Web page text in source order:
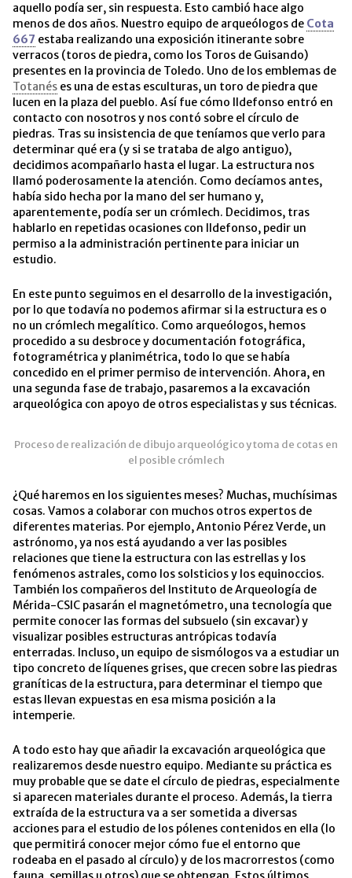
aquello podía ser, sin respuesta. Esto cambió hace algo
menos de dos años. Nuestro equipo de arqueólogos de Cota
667 estaba realizando una exposición itinerante sobre
verracos (toros de piedra, como los Toros de Guisando)
presentes en la provincia de Toledo. Uno de los emblemas de
Totanés es una de estas esculturas, un toro de piedra que
lucen en la plaza del pueblo. Así fue cómo Ildefonso entró en
contacto con nosotros y nos contó sobre el círculo de
piedras. Tras su insistencia de que teníamos que verlo para
determinar qué era (y si se trataba de algo antiguo),
decidimos acompañarlo hasta el lugar. La estructura nos
llamó poderosamente la atención. Como decíamos antes,
había sido hecha por la mano del ser humano y,
aparentemente, podía ser un crómlech. Decidimos, tras
hablarlo en repetidas ocasiones con Ildefonso, pedir un
permiso a la administración pertinente para iniciar un
estudio.
En este punto seguimos en el desarrollo de la investigación,
por lo que todavía no podemos afirmar si la estructura es o
no un crómlech megalítico. Como arqueólogos, hemos
procedido a su desbroce y documentación fotográfica,
fotogramétrica y planimétrica, todo lo que se había
concedido en el primer permiso de intervención. Ahora, en
una segunda fase de trabajo, pasaremos a la excavación
arqueológica con apoyo de otros especialistas y sus técnicas.
Proceso de realización de dibujo arqueológico y toma de cotas en
el posible crómlech
¿Qué haremos en los siguientes meses? Muchas, muchísimas
cosas. Vamos a colaborar con muchos otros expertos de
diferentes materias. Por ejemplo, Antonio Pérez Verde, un
astrónomo, ya nos está ayudando a ver las posibles
relaciones que tiene la estructura con las estrellas y los
fenómenos astrales, como los solsticios y los equinoccios.
También los compañeros del Instituto de Arqueología de
Mérida-CSIC pasarán el magnetómetro, una tecnología que
permite conocer las formas del subsuelo (sin excavar) y
visualizar posibles estructuras antrópicas todavía
enterradas. Incluso, un equipo de sismólogos va a estudiar un
tipo concreto de líquenes grises, que crecen sobre las piedras
graníticas de la estructura, para determinar el tiempo que
estas llevan expuestas en esa misma posición a la
intemperie.
A todo esto hay que añadir la excavación arqueológica que
realizaremos desde nuestro equipo. Mediante su práctica es
muy probable que se date el círculo de piedras, especialmente
si aparecen materiales durante el proceso. Además, la tierra
extraída de la estructura va a ser sometida a diversas
acciones para el estudio de los pólenes contenidos en ella (lo
que permitirá conocer mejor cómo fue el entorno que
rodeaba en el pasado al círculo) y de los macrorrestos (como